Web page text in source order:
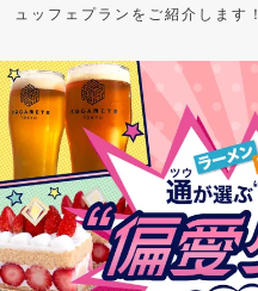
ュッフェプランをご紹介します！